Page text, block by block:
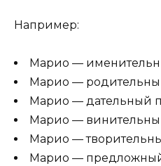
Например:
Марио —
Марио —
Марио — дательный
Марио —
Марио —
Марио —